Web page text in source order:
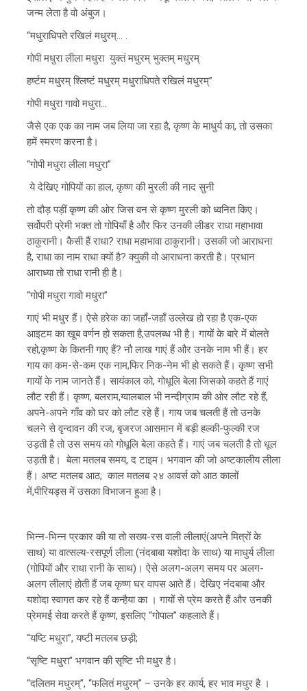
जन्म लेता है वो अंबुज।
“मधुराधिपते रखिलं मधुरम्… .
गोपी मधुरा लीला मधुरा युक्तं मधुरम् भुक्तम् मधुरम्
हर्ष्टम मधुरम् श्लिष्टं मधुरम् मधुराधिपते रखिलं मधुरम्”
गोपी मधुरा गावो मधुरा…
जैसे एक एक का नाम जब लिया जा रहा है, कृष्ण के माधुर्य का, तो उसका
हमें स्मरण करना है।
“गोपी मधुरा लीला मधुरा”
ये देखिए गोपियों का हाल, कृष्ण की मुरली की नाद सुनी
तो दौड़ पड़ीं कृष्ण की ओर जिस वन से कृष्ण मुरली को ध्वनित किए।
सर्वोपरी प्रेमी भक्त तो गोपियाँ है और फिर उनकी लीडर राधा महाभावा
ठाकुरानी। कैसी हैं राधा? राधा महाभावा ठाकुरानी। उसकी जो आराधना
है, राधा का नाम राधा क्यों है? क्युकी वो आराधना करती है। प्रधान
आराध्या तो राधा रानी ही है।
“गोपी मधुरा गावो मधुरा”
गाएं भी मधुर हैं। ऐसे हरेक का जहाँ-जहाँ उल्लेख हो रहा है एक-एक
आइटम का खूब वर्णन हो सकता है,उपलब्ध भी है। गायों के बारे में बोलते
रहो,कृष्ण के कितनी गाए हैं? नौ लाख गाएं हैं और उनके नाम भी हैं। हर
गाय का कम-से-कम एक नाम,फिर निक-नेम भी हो सकते हैं। कृष्ण सभी
गायों के नाम जानते हैं। सायंकाल को, गोधूलि बेला जिसको कहते हैं गाएं
लौट रही हैं। कृष्ण, बलराम,ग्वालबाल भी नन्दीग्राम की ओर लौट रहे हैं,
अपने-अपने गाँव को घर को लौट रहे हैं। गाय जब चलती हैं तो उनके
चलने से वृन्दावन की रज, बृजरज आसमान में बड़ी हल्की-फुल्की रज
उड़ती है तो उस समय को गोधूलि बेला कहते हैं। गाएं जब चलती है तो धूल
उड़ती है। बेला मतलब समय, द टाइम। भगवान की जो अष्टकालीय लीला
हैं। अष्ट मतलब आठ; काल मतलब २४ आवर्स को आठ कालों
में,पीरियड्स में उसका विभाजन हुआ है।
भिन्न-भिन्न प्रकार की या तो सख्य-रस वाली लीलाएं(अपने मित्रों के
साथ) या वात्सल्य-रसपूर्ण लीला (नंदबाबा यशोदा के साथ) या माधुर्य लीला
(गोपियों और राधा रानी के साथ)। ऐसे अलग-अलग समय पर अलग-
अलग लीलाएं होती हैं जब कृष्ण घर वापस आते हैं। देखिए नंदबाबा और
यशोदा स्वागत कर रहे हैं कन्हैया का । गायों से प्रेम करते हैं और उनकी
प्रेममई सेवा करते हैं कृष्ण, इसलिए “गोपाल” कहलाते हैं।
“यष्टि मधुरा”, यष्टी मतलब छड़ी;
“सृष्टि मधुरा” भगवान की सृष्टि भी मधुर है।
“दलितम मधुरम्”, “फलितं मधुरम्” – उनके हर कार्य, हर भाव मधुर है ।